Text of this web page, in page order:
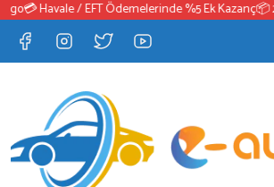
💳 Havale / EFT Ödemelerinde %5 Ek Kazanç📦